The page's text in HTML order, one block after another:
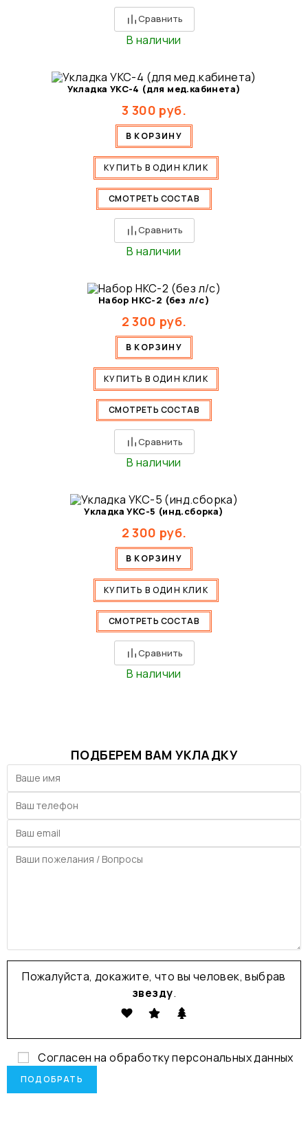
Сравнить
В наличии
Укладка УКС-4 (для мед.кабинета)
3 300 руб.
В КОРЗИНУ
КУПИТЬ В ОДИН КЛИК
СМОТРЕТЬ СОСТАВ
Сравнить
В наличии
Набор НКС-2 (без л/с)
2 300 руб.
В КОРЗИНУ
КУПИТЬ В ОДИН КЛИК
СМОТРЕТЬ СОСТАВ
Сравнить
В наличии
Укладка УКС-5 (инд.сборка)
2 300 руб.
В КОРЗИНУ
КУПИТЬ В ОДИН КЛИК
СМОТРЕТЬ СОСТАВ
Сравнить
В наличии
ПОДБЕРЕМ ВАМ УКЛАДКУ
Пожалуйста, докажите, что вы человек, выбрав
звезду.
Согласен на обработкуперсональных данных